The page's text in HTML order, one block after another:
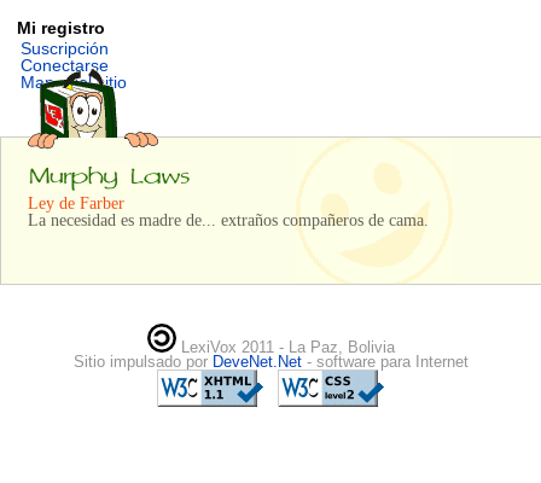
Mi registro
Suscripción
Conectarse
Mapa del sitio
Ley de Farber
La necesidad es madre de... extraños compañeros de cama.
LexiVox 2011 - La Paz, Bolivia
Sitio impulsado por DeveNet.Net - software para Internet